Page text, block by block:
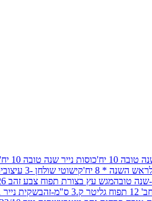
כוסות נייר שנה טובה 10 יח'
השנה * 8 יח' קישוטי שולחן -3 עיצובים 12 יח
מגש עץ בצורת תפוח צבע זהב 29/26 ס"מ
גליטר ק.3 ס"מ-זהב שקית נייר 38.5/31.5/11 ס"מ-שנה טובה-רימונים-זהב מוטבע